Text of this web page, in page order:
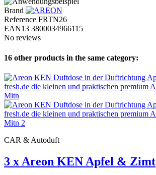
Brand
Reference FRTN26
EAN13 3800034966115
No reviews
16 other products in the same category:
CAR & Autoduft
3 x Areon KEN Apfel & Zimt